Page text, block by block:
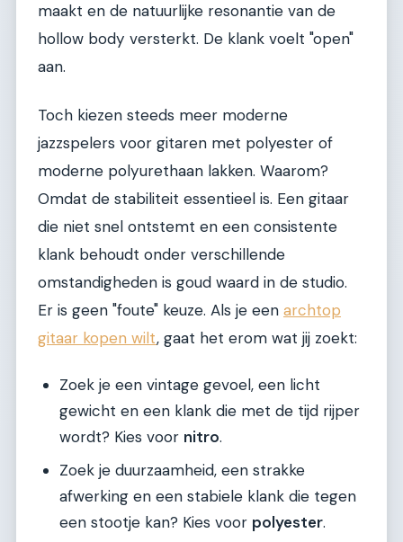
maakt en de natuurlijke resonantie van de
hollow body versterkt. De klank voelt "open"
aan.
Toch kiezen steeds meer moderne
jazzspelers voor gitaren met polyester of
moderne polyurethaan lakken. Waarom?
Omdat de stabiliteit essentieel is. Een gitaar
die niet snel ontstemt en een consistente
klank behoudt onder verschillende
omstandigheden is goud waard in de studio.
Er is geen "foute" keuze. Als je een archtop
gitaar kopen wilt, gaat het erom wat jij zoekt:
Zoek je een vintage gevoel, een licht
gewicht en een klank die met de tijd rijper
wordt? Kies voor nitro.
Zoek je duurzaamheid, een strakke
afwerking en een stabiele klank die tegen
een stootje kan? Kies voor polyester.